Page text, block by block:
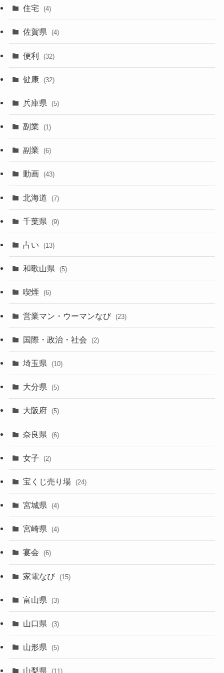
住宅 (4)
佐賀県 (4)
便利 (32)
健康 (32)
兵庫県 (5)
副業 (1)
副業 (6)
動画 (43)
北海道 (7)
千葉県 (9)
占い (13)
和歌山県 (5)
喫煙 (6)
営業マン・ウーマンなび (23)
国際・政治・社会 (2)
埼玉県 (10)
大分県 (5)
大阪府 (5)
奈良県 (6)
女子 (2)
宝くじ売り場 (24)
宮城県 (4)
宮崎県 (4)
宴会 (6)
家電なび (15)
富山県 (3)
山口県 (3)
山形県 (5)
山梨県 (11)